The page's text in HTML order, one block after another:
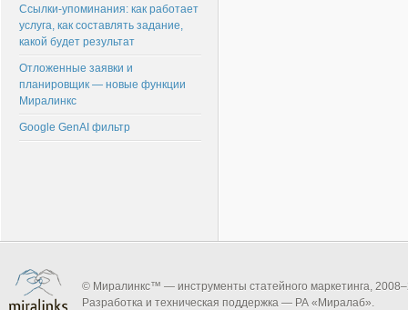
Ссылки-упоминания: как работает
услуга, как составлять задание,
какой будет результат
Отложенные заявки и
планировщик — новые функции
Миралинкс
Google GenAI фильтр
© Миралинкс™ — инструменты статейного маркетинга, 2008–
Разработка и техническая поддержка — РА «Миралаб».